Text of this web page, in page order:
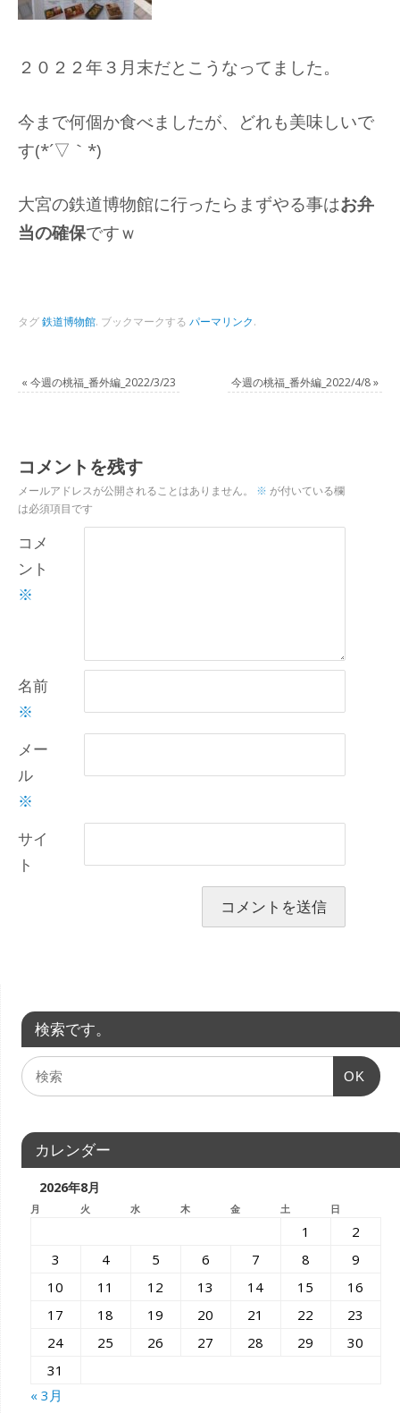
２０２２年３月末だとこうなってました。
今まで何個か食べましたが、どれも美味しいで
す(*´▽｀*)
大宮の鉄道博物館に行ったらまずやる事はお弁
当の確保ですｗ
タグ鉄道博物館. ブックマークするパーマリンク.
« 今週の桃福_番外編_2022/3/23 今週の桃福_番外編_2022/4/8»
コメントを残す
メールアドレスが公開されることはありません。 ※ が付いている欄
は必須項目です
コメ
ント
※
名前
※
メー
ル
※
サイ
ト
検索です。
OK
カレンダー
2026年8月
月 火 水 木 金 土 日
1
2
3
4 5 6 7 8
9
10
11 12 13 14 15
16
17
18 19 20 21 22
23
24
25 26 27 28 29
30
31
« 3月